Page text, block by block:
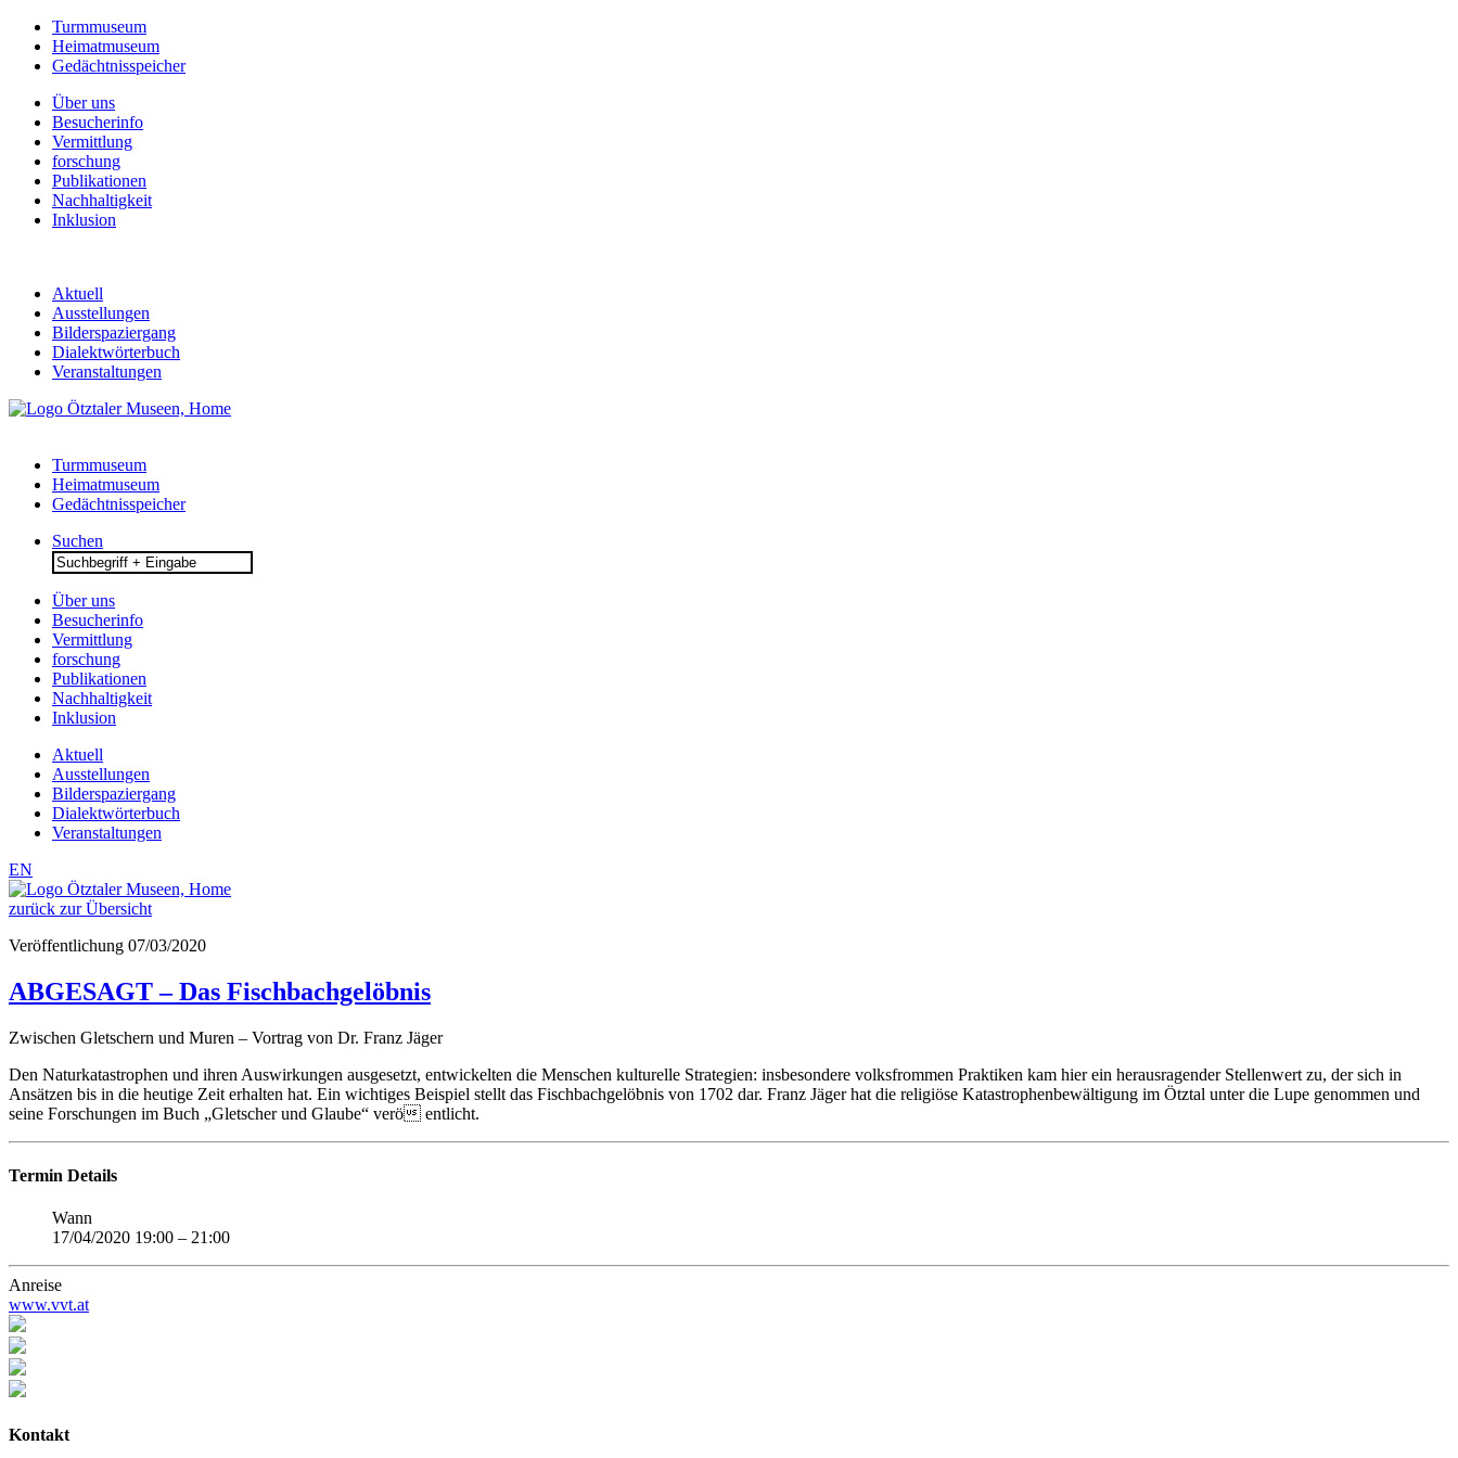
Turmmuseum
Heimatmuseum
Gedächtnisspeicher
Über uns
Besucherinfo
Vermittlung
forschung
Publikationen
Nachhaltigkeit
Inklusion
Aktuell
Ausstellungen
Bilderspaziergang
Dialektwörterbuch
Veranstaltungen
Turmmuseum
Heimatmuseum
Gedächtnisspeicher
Suchen
Search
for:
Über uns
Besucherinfo
Vermittlung
forschung
Publikationen
Nachhaltigkeit
Inklusion
Aktuell
Ausstellungen
Bilderspaziergang
Dialektwörterbuch
Veranstaltungen
EN
zurück zur Übersicht
Veröffentlichung 07/03/2020
ABGESAGT – Das Fischbachgelöbnis
Zwischen Gletschern und Muren – Vortrag von Dr. Franz Jäger
Den Naturkatastrophen und ihren Auswirkungen ausgesetzt, entwickelten die Menschen kulturelle Strategien: insbesondere volksfrommen Praktiken kam hier ein herausragender Stellenwert zu, der sich in
Ansätzen bis in die heutige Zeit erhalten hat. Ein wichtiges Beispiel stellt das Fischbachgelöbnis von 1702 dar. Franz Jäger hat die religiöse Katastrophenbewältigung im Ötztal unter die Lupe genommen und
seine Forschungen im Buch „Gletscher und Glaube“ verö entlicht.
Termin Details
Wann
17/04/2020 19:00 – 21:00
Anreise
www.vvt.at
Kontakt